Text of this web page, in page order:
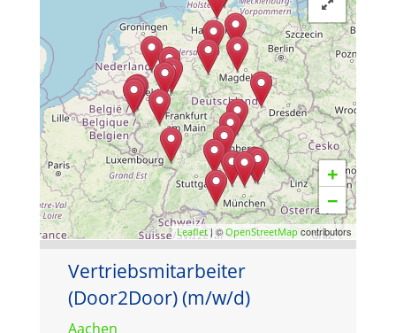
+
−
Leaflet| ©OpenStreetMap contributors
Vertriebsmitarbeiter
(Door2Door) (m/w/d)
Aachen